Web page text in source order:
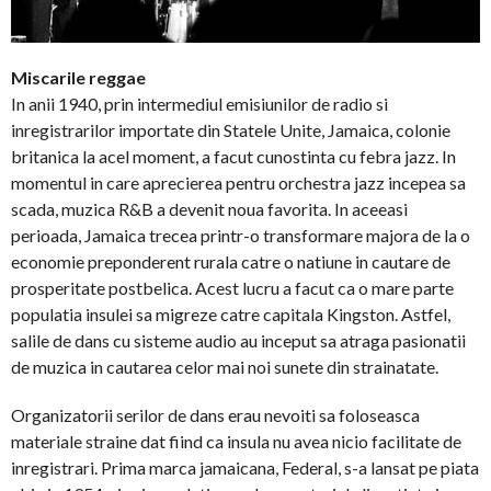
Miscarile reggae
In anii 1940, prin intermediul emisiunilor de radio si
inregistrarilor importate din Statele Unite, Jamaica, colonie
britanica la acel moment, a facut cunostinta cu febra jazz. In
momentul in care aprecierea pentru orchestra jazz incepea sa
scada, muzica R&B a devenit noua favorita. In aceeasi
perioada, Jamaica trecea printr-o transformare majora de la o
economie preponderent rurala catre o natiune in cautare de
prosperitate postbelica. Acest lucru a facut ca o mare parte
populatia insulei sa migreze catre capitala Kingston. Astfel,
salile de dans cu sisteme audio au inceput sa atraga pasionatii
de muzica in cautarea celor mai noi sunete din strainatate.
Organizatorii serilor de dans erau nevoiti sa foloseasca
materiale straine dat fiind ca insula nu avea nicio facilitate de
inregistrari. Prima marca jamaicana, Federal, s-a lansat pe piata